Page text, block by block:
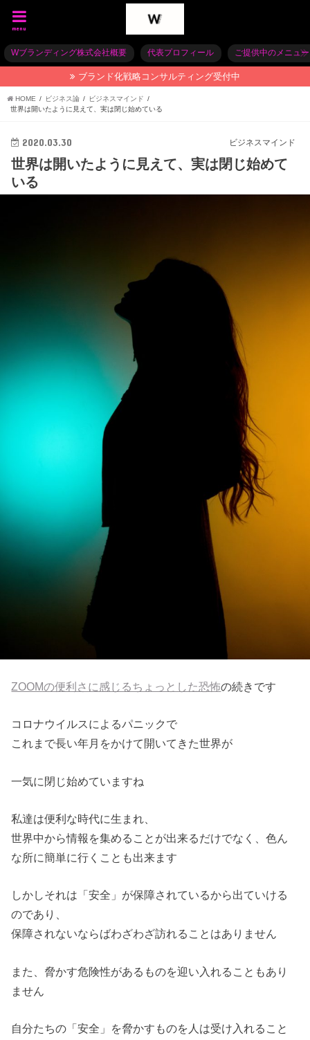
menu
Wブランディング株式会社概要 代表プロフィール ご提供中のメニュー
ブランド化戦略コンサルティング受付中
HOME ビジネス論
ビジネスマインド
世界は開いたように見えて、実は閉じ始めている
ビジネスマインド
2020.03.30
世界は開いたように見えて、実は閉じ始めて
いる
ZOOMの便利さに感じるちょっとした恐怖の続きです
コロナウイルスによるパニックで
これまで長い年月をかけて開いてきた世界が
一気に閉じ始めていますね
私達は便利な時代に生まれ、
世界中から情報を集めることが出来るだけでなく、色ん
な所に簡単に行くことも出来ます
しかしそれは「安全」が保障されているから出ていける
のであり、
保障されないならばわざわざ訪れることはありません
また、脅かす危険性があるものを迎い入れることもあり
ません
自分たちの「安全」を脅かすものを人は受け入れること